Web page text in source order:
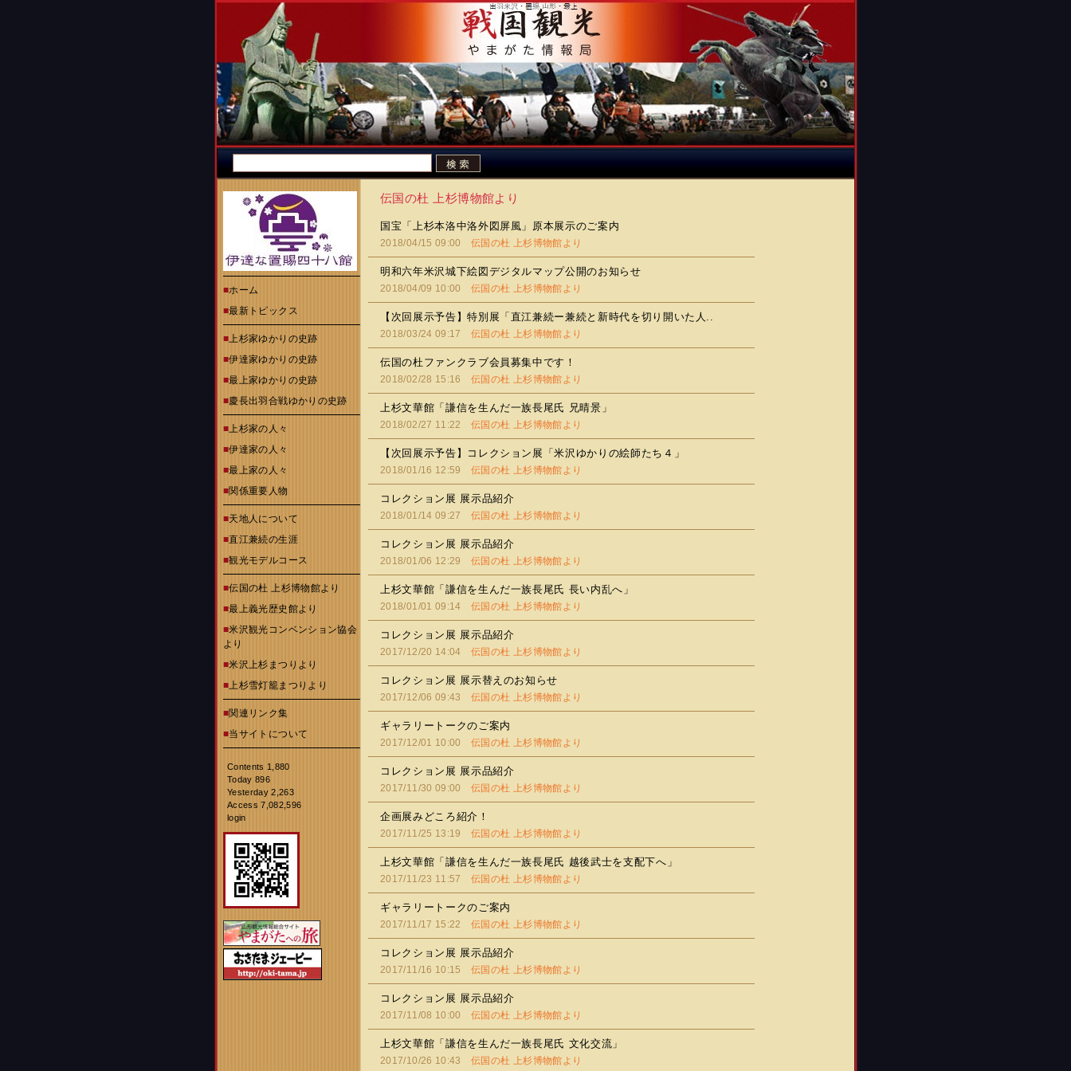
■ホーム
■最新トピックス
■上杉家ゆかりの史跡
■伊達家ゆかりの史跡
■最上家ゆかりの史跡
■慶長出羽合戦ゆかりの史跡
■上杉家の人々
■伊達家の人々
■最上家の人々
■関係重要人物
■天地人について
■直江兼続の生涯
■観光モデルコース
■伝国の杜 上杉博物館より
■最上義光歴史館より
■米沢観光コンベンション協会
より
■米沢上杉まつりより
■上杉雪灯籠まつりより
■関連リンク集
■当サイトについて
Contents 1,880
Today 896
Yesterday 2,263
Access 7,082,596
login
伝国の杜 上杉博物館より
国宝「上杉本洛中洛外図屏風」原本展示のご案内
2018/04/15 09:00伝国の杜 上杉博物館より
明和六年米沢城下絵図デジタルマップ公開のお知らせ
2018/04/09 10:00伝国の杜 上杉博物館より
【次回展示予告】特別展「直江兼続ー兼続と新時代を切り開いた人..
2018/03/24 09:17伝国の杜 上杉博物館より
伝国の杜ファンクラブ会員募集中です！
2018/02/28 15:16伝国の杜 上杉博物館より
上杉文華館「謙信を生んだ一族長尾氏 兄晴景」
2018/02/27 11:22伝国の杜 上杉博物館より
【次回展示予告】コレクション展「米沢ゆかりの絵師たち４」
2018/01/16 12:59伝国の杜 上杉博物館より
コレクション展 展示品紹介
2018/01/14 09:27伝国の杜 上杉博物館より
コレクション展 展示品紹介
2018/01/06 12:29伝国の杜 上杉博物館より
上杉文華館「謙信を生んだ一族長尾氏 長い内乱へ」
2018/01/01 09:14伝国の杜 上杉博物館より
コレクション展 展示品紹介
2017/12/20 14:04伝国の杜 上杉博物館より
コレクション展 展示替えのお知らせ
2017/12/06 09:43伝国の杜 上杉博物館より
ギャラリートークのご案内
2017/12/01 10:00伝国の杜 上杉博物館より
コレクション展 展示品紹介
2017/11/30 09:00伝国の杜 上杉博物館より
企画展みどころ紹介！
2017/11/25 13:19伝国の杜 上杉博物館より
上杉文華館「謙信を生んだ一族長尾氏 越後武士を支配下へ」
2017/11/23 11:57伝国の杜 上杉博物館より
ギャラリートークのご案内
2017/11/17 15:22伝国の杜 上杉博物館より
コレクション展 展示品紹介
2017/11/16 10:15伝国の杜 上杉博物館より
コレクション展 展示品紹介
2017/11/08 10:00伝国の杜 上杉博物館より
上杉文華館「謙信を生んだ一族長尾氏 文化交流」
2017/10/26 10:43伝国の杜 上杉博物館より